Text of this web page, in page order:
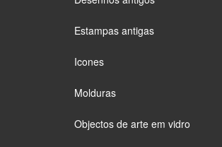
Estampas antigas
Icones
Molduras
Objectos de arte em vidro